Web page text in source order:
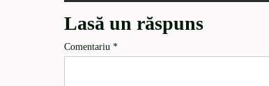
Lasă un răspuns
Comentariu *